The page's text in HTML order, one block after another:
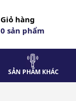
Giỏ hàng
0sản phẩm
SẢN PHẨM KHÁC